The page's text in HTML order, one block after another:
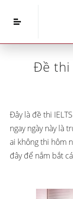
Đề thi
Đây là đề thi
ngay ngày này là
ai không thi hôm
đây để nắm bắt